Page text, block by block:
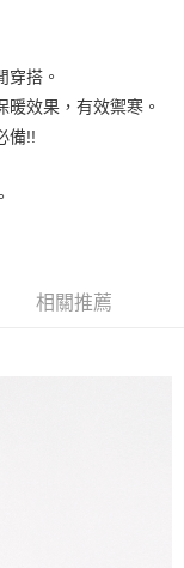
穿搭。
效果，有效禦寒。
備!!
相關推薦